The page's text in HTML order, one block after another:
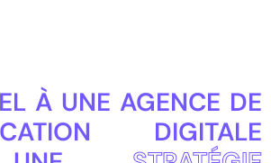
À UNE AGENCE DE
DIGITALE